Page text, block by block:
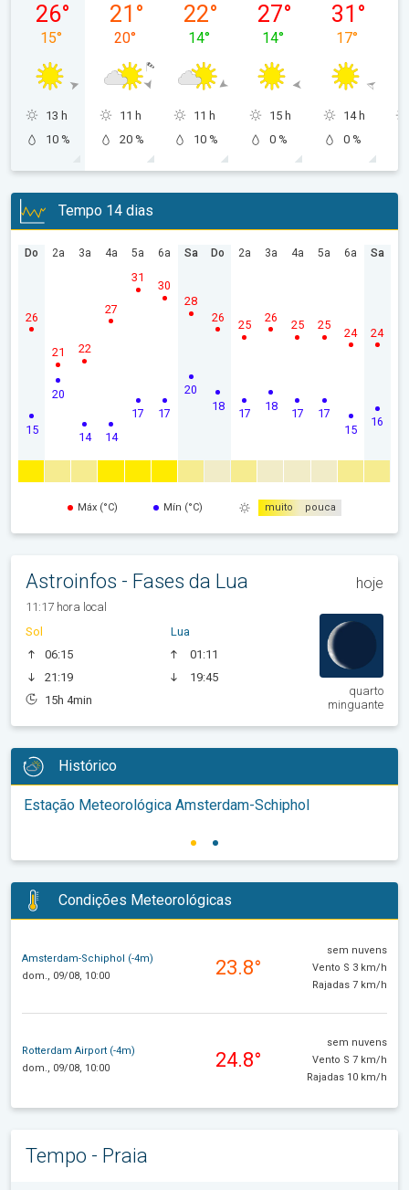
26°
15°
13 h
10 %
21 °
20°
11 h
20 %
22°
14°
11 h
10 %
27°
14°
15 h
0 %
31 °
17°
14 h
0 %
Tempo 14 dias
Do
15
26
2a
20
21
3a
14
22
4a
14
27
5a
17
31
6a
17
30
Sa
20
28
Do
18
26
2a
17
25
3a
18
26
4a
17
25
5a
17
25
6a
15
24
Sa
16
24
Máx (°C) Mín (°C) muito pouca
Astroinfos - Fases da Lua hoje
11:17 hora local
Sol
06:15
21:19
15h 4min
Lua
01:11
19:45
quarto
minguante
Histórico
Estação Meteorológica Amsterdam-Schiphol
Condições Meteorológicas
Amsterdam-Schiphol (-4m)
dom., 09/08, 10:00
23.8°
sem nuvens
Vento S 3 km/h
Rajadas 7 km/h
Rotterdam Airport (-4m)
dom., 09/08, 10:00
24.8°
sem nuvens
Vento S 7 km/h
Rajadas 10 km/h
Tempo - Praia